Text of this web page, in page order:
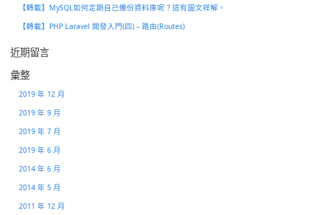
【轉載】MySQL如何定期自己備份資料庫呢？這有圖文祥解。
【轉載】PHP Laravel 開發入門(四) – 路由(Routes)
近期留言
彙整
2019 年 12 月
2019 年 9 月
2019 年 7 月
2019 年 6 月
2014 年 6 月
2014 年 5 月
2011 年 12 月